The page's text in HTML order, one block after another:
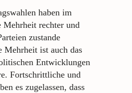
haben im
Mehrheit rechter und
zustande
Mehrheit ist auch das
Entwicklungen
Fortschrittliche und
es zugelassen, dass